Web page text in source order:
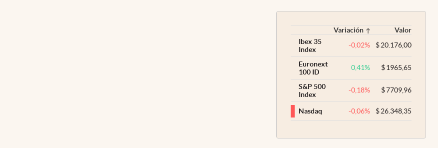
Variación
Valor
Ibex 35
Index
-0,02% $20.176,00
Euronext
100 ID
0,41% $1965,65
S&P 500
Index
-0,18% $7709,96
Nasdaq -0,06% $26.348,35